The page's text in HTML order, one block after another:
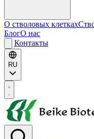
О стволовых клетках
БлогО нас
Контакты
RU